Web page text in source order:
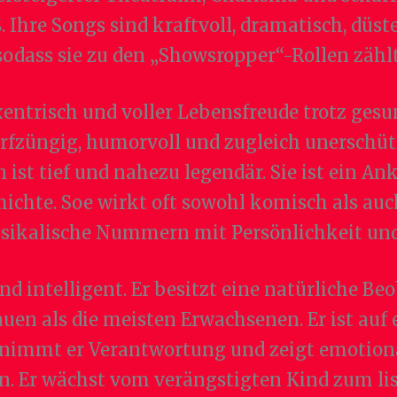
Songs sind kraftvoll, dramatisch,
sie zu den „Showsropper“-Rollen
und voller Lebensfreude trotz
humorvoll und zugleich
tief und nahezu legendär. Sie ist ein
Soe wirkt oft sowohl komisch als
Nummern mit Persönlichkeit
intelligent. Er besitzt eine natürliche
als die meisten Erwachsenen. Er ist
er Verantwortung und zeigt
Er wächst vom verängstigten Kind zum